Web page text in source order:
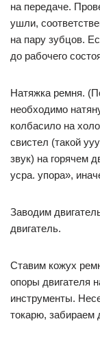
на передаче.
ушли,
на пару зубцов.
до рабочего
Натяжка ремня.
необходимо
колбасило на
свистел (такой
звук) на горячем
усра. упора»,
Заводим
двигатель.
Ставим кожух
опоры двигателя
инструменты.
токарю, забираем